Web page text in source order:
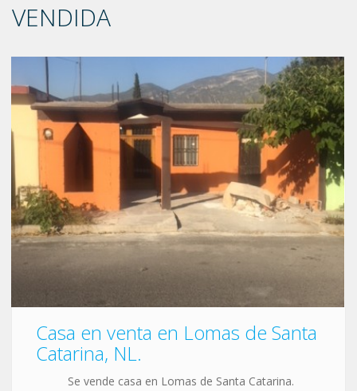
VENDIDA
Casa en venta en Lomas de Santa
Catarina, NL.
Se vende casa en Lomas de Santa Catarina.